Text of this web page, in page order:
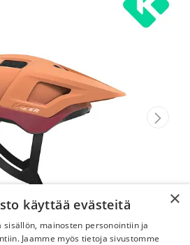
×
käyttää evästeitä
sisällön, mainosten personointiin ja
Jaamme myös tietoja sivustomme